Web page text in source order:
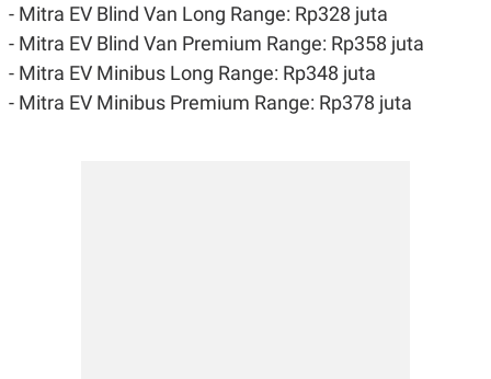
- Mitra EV Blind Van Long Range: Rp328 juta
- Mitra EV Blind Van Premium Range: Rp358 juta
- Mitra EV Minibus Long Range: Rp348 juta
- Mitra EV Minibus Premium Range: Rp378 juta